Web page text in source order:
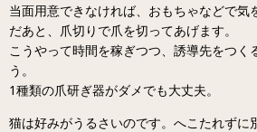
当面用意できなければ、おもちゃなどで気
だあと、爪切りで爪を切ってあげます。
こうやって時間を稼ぎつつ、誘導先をつく
う。
1種類の爪研ぎ器がダメでも大丈夫。
猫は好みがうるさいのです。へこたれずに